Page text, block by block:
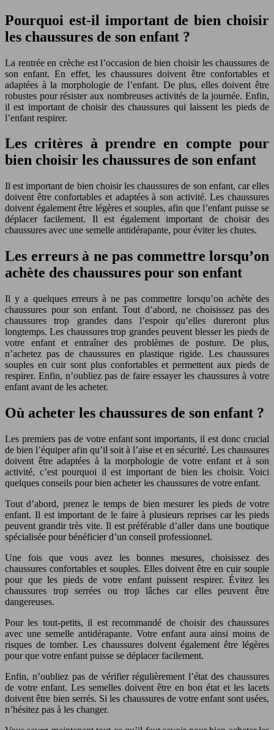
Pourquoi est-il important de bien choisir
les chaussures de son enfant ?
La rentrée en crèche est l’occasion de bien choisir les chaussures de
son enfant. En effet, les chaussures doivent être confortables et
adaptées à la morphologie de l’enfant. De plus, elles doivent être
robustes pour résister aux nombreuses activités de la journée. Enfin,
il est important de choisir des chaussures qui laissent les pieds de
l’enfant respirer.
Les critères à prendre en compte pour
bien choisir les chaussures de son enfant
Il est important de bien choisir les chaussures de son enfant, car elles
doivent être confortables et adaptées à son activité. Les chaussures
doivent également être légères et souples, afin que l’enfant puisse se
déplacer facilement. Il est également important de choisir des
chaussures avec une semelle antidérapante, pour éviter les chutes.
Les erreurs à ne pas commettre lorsqu’on
achète des chaussures pour son enfant
Il y a quelques erreurs à ne pas commettre lorsqu’on achète des
chaussures pour son enfant. Tout d’abord, ne choisissez pas des
chaussures trop grandes dans l’espoir qu’elles dureront plus
longtemps. Les chaussures trop grandes peuvent blesser les pieds de
votre enfant et entraîner des problèmes de posture. De plus,
n’achetez pas de chaussures en plastique rigide. Les chaussures
souples en cuir sont plus confortables et permettent aux pieds de
respirer. Enfin, n’oubliez pas de faire essayer les chaussures à votre
enfant avant de les acheter.
Où acheter les chaussures de son enfant ?
Les premiers pas de votre enfant sont importants, il est donc crucial
de bien l’équiper afin qu’il soit à l’aise et en sécurité. Les chaussures
doivent être adaptées à la morphologie de votre enfant et à son
activité, c’est pourquoi il est important de bien les choisir. Voici
quelques conseils pour bien acheter les chaussures de votre enfant.
Tout d’abord, prenez le temps de bien mesurer les pieds de votre
enfant. Il est important de le faire à plusieurs reprises car les pieds
peuvent grandir très vite. Il est préférable d’aller dans une boutique
spécialisée pour bénéficier d’un conseil professionnel.
Une fois que vous avez les bonnes mesures, choisissez des
chaussures confortables et souples. Elles doivent être en cuir souple
pour que les pieds de votre enfant puissent respirer. Évitez les
chaussures trop serrées ou trop lâches car elles peuvent être
dangereuses.
Pour les tout-petits, il est recommandé de choisir des chaussures
avec une semelle antidérapante. Votre enfant aura ainsi moins de
risques de tomber. Les chaussures doivent également être légères
pour que votre enfant puisse se déplacer facilement.
Enfin, n’oubliez pas de vérifier régulièrement l’état des chaussures
de votre enfant. Les semelles doivent être en bon état et les lacets
doivent être bien serrés. Si les chaussures de votre enfant sont usées,
n’hésitez pas à les changer.